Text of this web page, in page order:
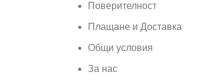
Поверителност
Плащане и Доставка
Общи условия
За нас